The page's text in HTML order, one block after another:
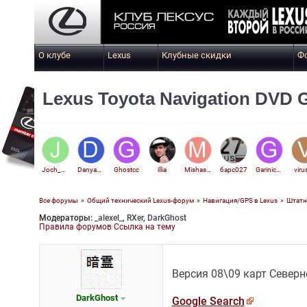
О клубе Lexus Клубные скидки
Lexus Toyota Navigation DVD
Danyadan Ghostcc illia Mishasurf барс027 Garinich55
Pasha8610
Все форумы » Общий технический Lexus-форум» Навигация/GPS в Lexus»
Модераторы: _alexel_ , RXer, DarkGhost
Правила форумов Ссылка на тему
DarkGhost
Версия 08\09 карт
Google Search